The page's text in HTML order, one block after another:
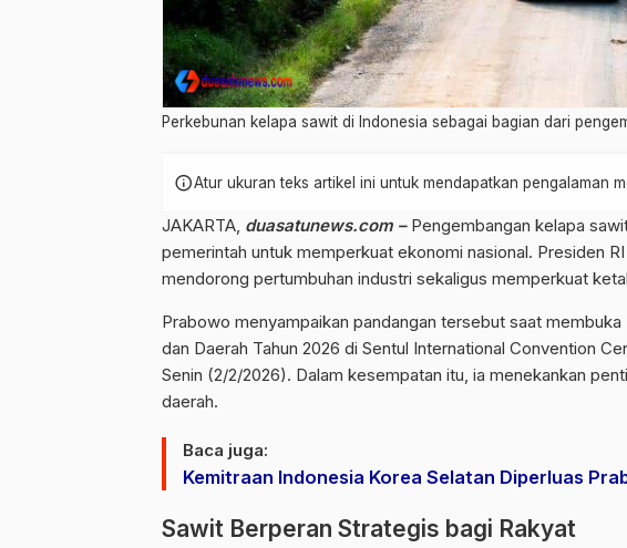
Perkebunan kelapa sawit di Indonesia sebagai bagian dari
infoAtur ukuran teks artikel ini untuk mendapatkan pengalaman
JAKARTA, duasatunews.com – Pengembangan kelapa
pemerintah untuk memperkuat ekonomi nasional. Presiden RI
mendorong pertumbuhan industri sekaligus memperkuat
Prabowo menyampaikan pandangan tersebut saat
dan Daerah Tahun 2026 di Sentul International Convention
Senin (2/2/2026). Dalam kesempatan itu, ia menekankan
daerah.
Baca juga:
Kemitraan Indonesia Korea Selatan Diperluas
Sawit Berperan Strategis bagi Rakyat